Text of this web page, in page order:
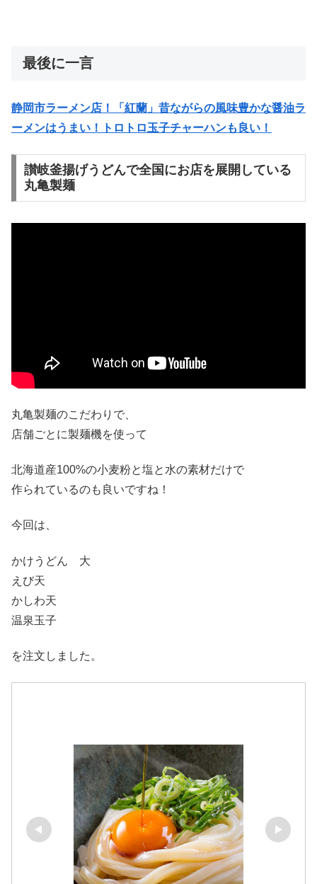
最後に一言
静岡市ラーメン店！「紅蘭」昔ながらの風味豊かな醤油ラ
ーメンはうまい！トロトロ玉子チャーハンも良い！
讃岐釜揚げうどんで全国にお店を展開している
丸亀製麺
丸亀製麺のこだわりで、
店舗ごとに製麺機を使って
北海道産100%の小麦粉と塩と水の素材だけで
作られているのも良いですね！
今回は、
かけうどん 大
えび天
かしわ天
温泉玉子
を注文しました。